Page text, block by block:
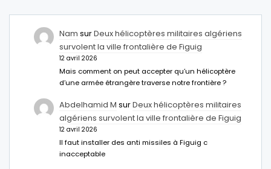
Nam surDeux hélicoptères militaires algériens
survolent la ville frontalière de Figuig
12 avril 2026
Mais comment on peut accepter qu’un hélicoptère
d’une armée étrangère traverse notre frontière ?
Abdelhamid M surDeux hélicoptères militaires
algériens survolent la ville frontalière de Figuig
12 avril 2026
Il faut installer des anti missiles à Figuig c
inacceptable